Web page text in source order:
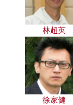
林超英
徐家健